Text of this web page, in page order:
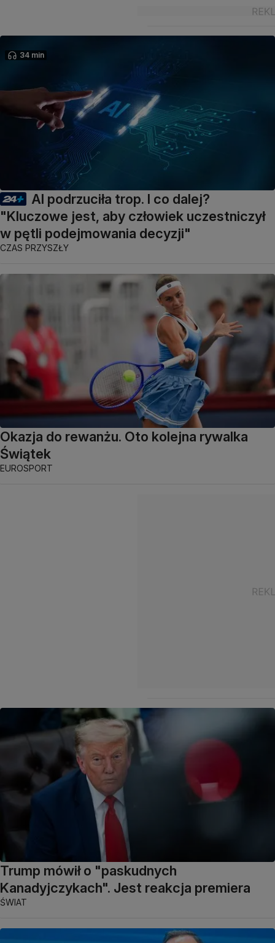
34 min
AI podrzuciła trop. I co dalej?
"Kluczowe jest, aby człowiek uczestniczył
w pętli podejmowania decyzji"
CZAS PRZYSZŁY
Okazja do rewanżu. Oto kolejna rywalka
Świątek
EUROSPORT
Trump mówił o "paskudnych
Kanadyjczykach". Jest reakcja premiera
ŚWIAT